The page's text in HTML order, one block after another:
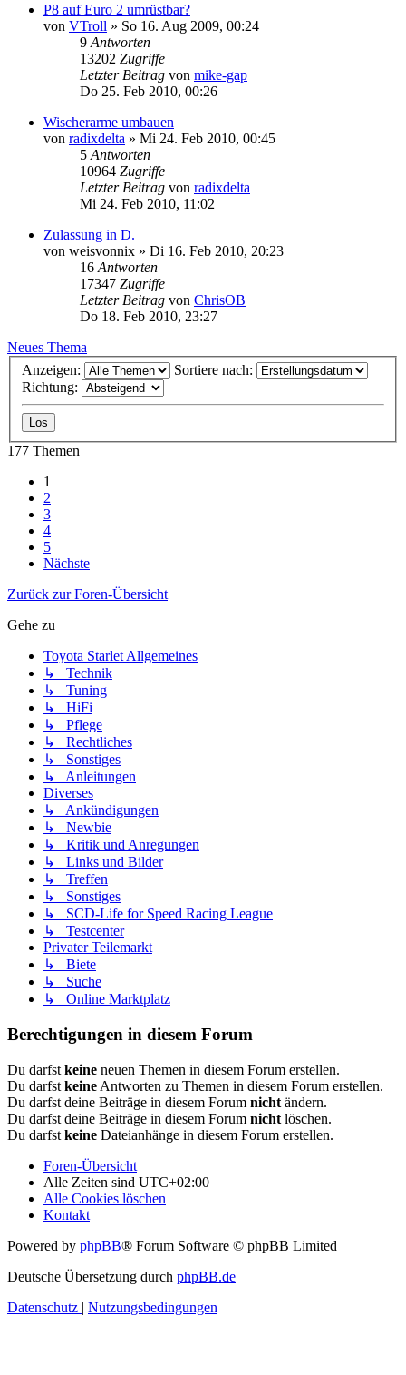
P8 auf Euro 2 umrüstbar?
von VTroll » So 16. Aug 2009, 00:24
9 Antworten
13202 Zugriffe
Letzter Beitrag von mike-gap
Do 25. Feb 2010, 00:26
Wischerarme umbauen
von radixdelta » Mi 24. Feb 2010, 00:45
5 Antworten
10964 Zugriffe
Letzter Beitrag von radixdelta
Mi 24. Feb 2010, 11:02
Zulassung in D.
von weisvonnix » Di 16. Feb 2010, 20:23
16 Antworten
17347 Zugriffe
Letzter Beitrag von ChrisOB
Do 18. Feb 2010, 23:27
Neues Thema
Anzeigen:
Sortiere nach:
Richtung:
177 Themen
1
2
3
4
5
Nächste
Zurück zur Foren-Übersicht
Gehe zu
Toyota Starlet Allgemeines
↳ Technik
↳ Tuning
↳ HiFi
↳ Pflege
↳ Rechtliches
↳ Sonstiges
↳ Anleitungen
Diverses
↳ Ankündigungen
↳ Newbie
↳ Kritik und Anregungen
↳ Links und Bilder
↳ Treffen
↳ Sonstiges
↳ SCD-Life for Speed Racing League
↳ Testcenter
Privater Teilemarkt
↳ Biete
↳ Suche
↳ Online Marktplatz
Berechtigungen in diesem Forum
Du darfst keine neuen Themen in diesem Forum erstellen.
Du darfst keine Antworten zu Themen in diesem Forum erstellen.
Du darfst deine Beiträge in diesem Forum nicht ändern.
Du darfst deine Beiträge in diesem Forum nicht löschen.
Du darfst keine Dateianhänge in diesem Forum erstellen.
Foren-Übersicht
Alle Zeiten sind UTC+02:00
Alle Cookies löschen
Kontakt
Powered by phpBB® Forum Software © phpBB Limited
Deutsche Übersetzung durch phpBB.de
Datenschutz | Nutzungsbedingungen